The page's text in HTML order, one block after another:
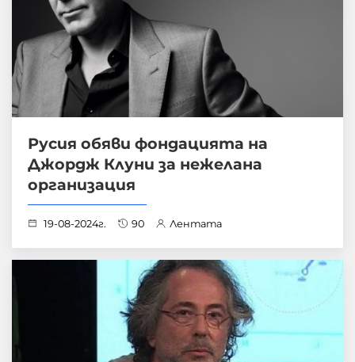
Русия обяви фондацията на
Джордж Клуни за нежелана
организация
19-08-2024г. 90 Лентата